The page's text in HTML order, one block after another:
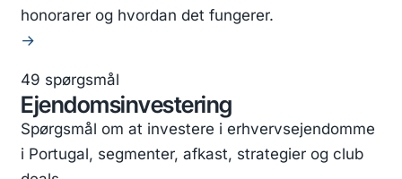
honorarer og hvordan det fungerer.
→
49 spørgsmål
Ejendomsinvestering
Spørgsmål om at investere i erhvervsejendomme
i Portugal, segmenter, afkast, strategier og club